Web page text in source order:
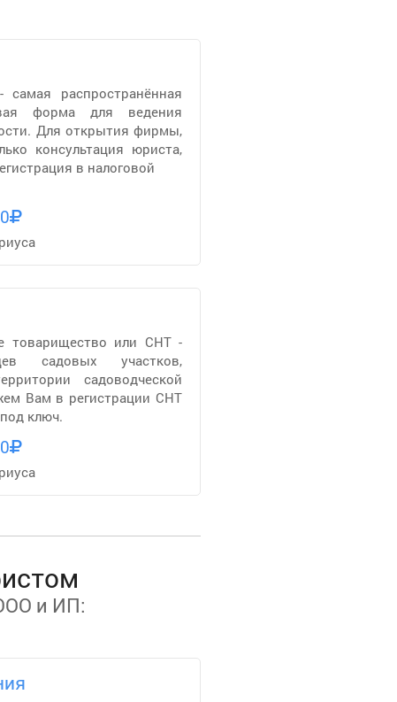
распространённая
форма для ведения
Для открытия фирмы,
консультация юриста,
в налоговой
товарищество или СНТ -
садовых участков,
садоводческой
Вам в регистрации СНТ
ключ.
и ИП: